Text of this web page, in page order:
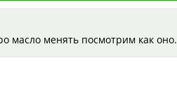
масло менять посмотрим как оно.